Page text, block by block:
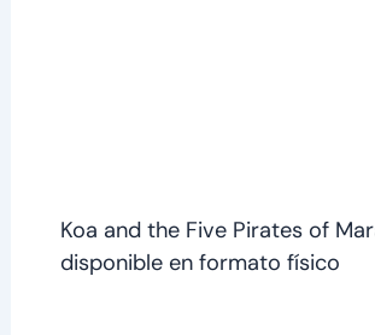
Koa and the Five Pirates of
disponible en formato físico